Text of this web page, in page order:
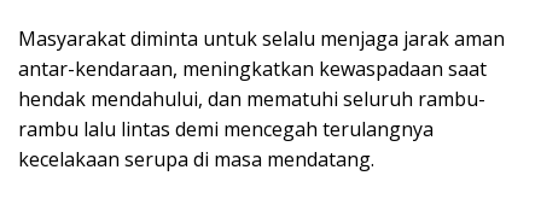
Masyarakat diminta untuk selalu menjaga jarak aman
antar-kendaraan, meningkatkan kewaspadaan saat
hendak mendahului, dan mematuhi seluruh rambu-
rambu lalu lintas demi mencegah terulangnya
kecelakaan serupa di masa mendatang.